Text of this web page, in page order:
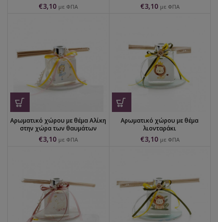
€3,10 με ΦΠΑ €3,10 με ΦΠΑ
Αρωματικό χώρου με θέμα Αλίκη
στην χώρα των θαυμάτων
€3,10 με ΦΠΑ
Αρωματικό χώρου με θέμα
λιονταράκι
€3,10 με ΦΠΑ